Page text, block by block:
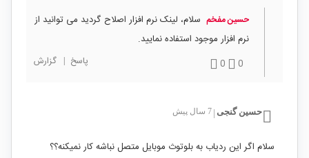
حسین مفخم سلام، لینک نرم افزار اصلاح گردید می توانید از
نرم افزار موجود استفاده نمایید.
0
0 پاسخ | گزارش
حسین گنجی 7 سال پیش
سلام اگر این ردیاب به بلوتوث موبایل متصل نباشه کار نمیکنه؟؟